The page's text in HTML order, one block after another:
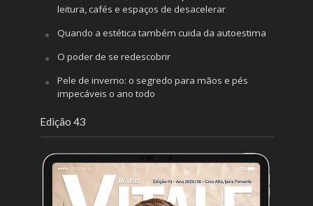
leitura, cafés e espaços de desacelerar
Quando a estética também cuida da autoestima
O poder de se redescobrir
Pele de inverno: o segredo para mãos e pés
impecáveis o ano todo
Edição 43